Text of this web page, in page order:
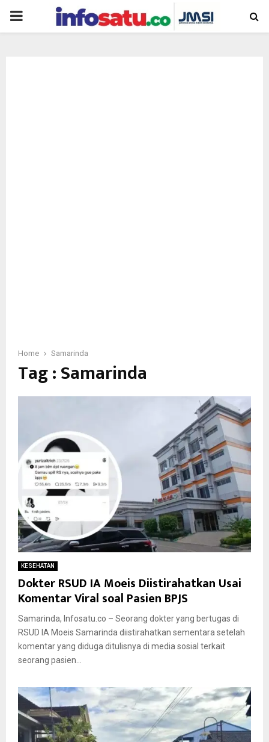
PRIMARY
Home Samarinda
Tag : Samarinda
KESEHATAN
Dokter RSUD IA Moeis Diistirahatkan Usai
Komentar Viral soal Pasien BPJS
Samarinda, Infosatu.co – Seorang dokter yang bertugas di
RSUD IA Moeis Samarinda diistirahatkan sementara setelah
komentar yang diduga ditulisnya di media sosial terkait
seorang pasien...